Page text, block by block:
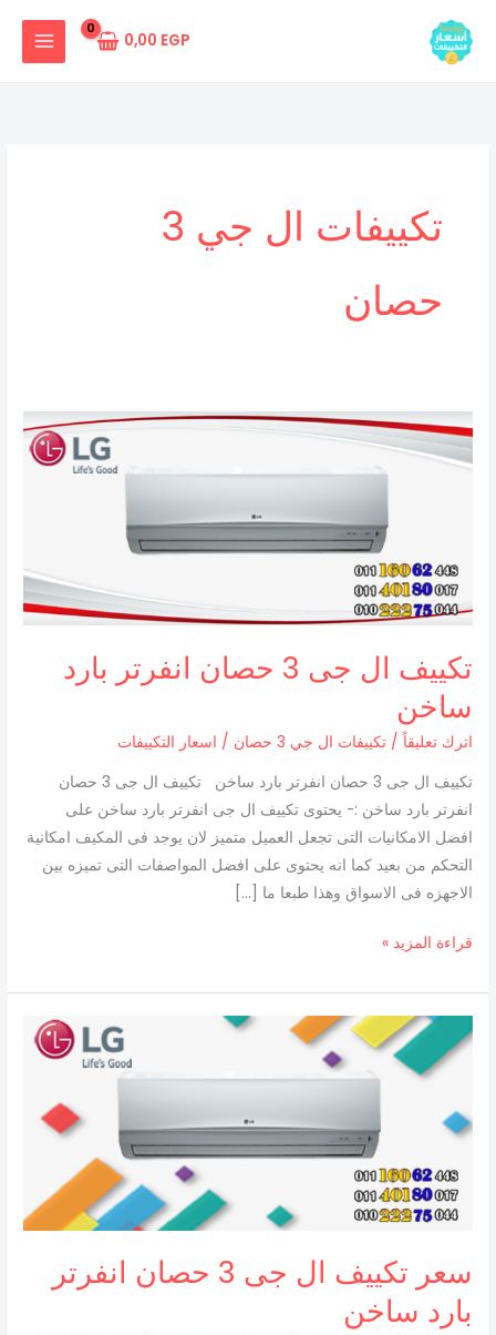
المحتوى
0,00 EGP
تكييفات ال جي 3
حصان
تكييف ال جى 3 حصان انفرتر بارد
ساخن
اترك تعليقاً /تكييفات ال جي 3 حصان / اسعار التكييفات
تكييف ال جى 3 حصان انفرتر بارد ساخن تكييف ال جى 3 حصان
انفرتر بارد ساخن :- يحتوى تكييف ال جى انفرتر بارد ساخن على
افضل الامكانيات التى تجعل العميل متميز لان يوجد فى المكيف امكانية
التحكم من بعيد كما انه يحتوى على افضل المواصفات التى تميزه بين
الاجهزه فى الاسواق وهذا طبعا ما […]
تكييف
ال
انفرتر
بارد
ساخن
قراءة المزيد »
سعر تكييف ال جى 3 حصان انفرتر
بارد ساخن
سعر
تكييف
جى
3
حصان
انفرتر
بارد